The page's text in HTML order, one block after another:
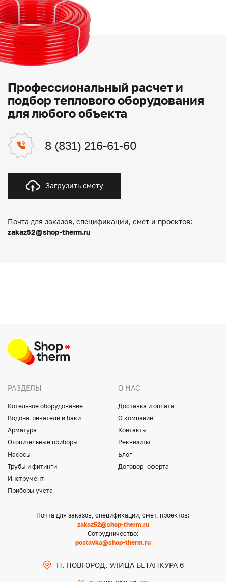
Профессиональный расчет и
подбор теплового оборудования
для любого объекта
8 (831) 216-61-60
Загрузить смету
Почта для заказов, спецификации, смет и проектов:
zakaz52@shop-therm.ru
РАЗДЕЛЫ
Котельное оборудование
Водонагреватели и баки
Арматура
Отопительные приборы
Насосы
Трубы и фитинги
Инструмент
Приборы учета
О НАС
Доставка и оплата
О компании
Контакты
Реквизиты
Блог
Договор- оферта
Почта для заказов, спецификации, смет, проектов:
zakaz52@shop-therm.ru
Сотрудничество:
postavka@shop-therm.ru
Н. НОВГОРОД, УЛИЦА БЕТАНКУРА 6